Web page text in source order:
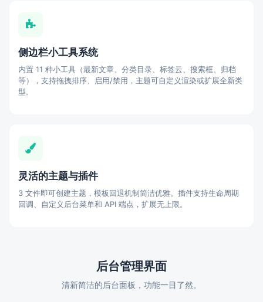
侧边栏小工具系统
内置 11 种小工具（最新文章、分类目录、标签云、搜索框、归档
等），支持拖拽排序、启用/禁用，主题可自定义渲染或扩展全新类
型。
灵活的主题与插件
3 文件即可创建主题，模板回退机制简洁优雅。插件支持生命周期
回调、自定义后台菜单和 API 端点，扩展无上限。
后台管理界面
清新简洁的后台面板，功能一目了然。